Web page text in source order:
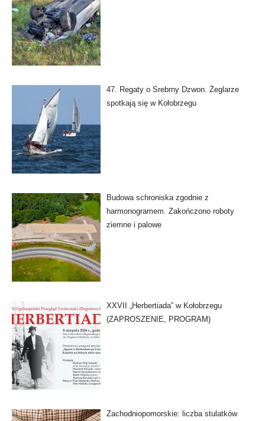
47. Regaty o Srebrny Dzwon. Żeglarze
spotkają się w Kołobrzegu
Budowa schroniska zgodnie z
harmonogramem. Zakończono roboty
ziemne i palowe
XXVII „Herbertiada” w Kołobrzegu
(ZAPROSZENIE, PROGRAM)
Zachodniopomorskie: liczba stulatków